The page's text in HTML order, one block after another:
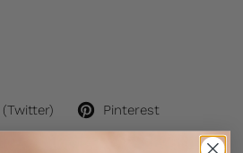
(Twitter) Pinterest